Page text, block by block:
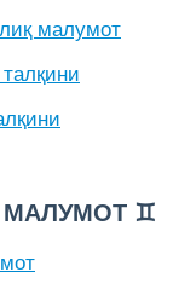
малумот
♊